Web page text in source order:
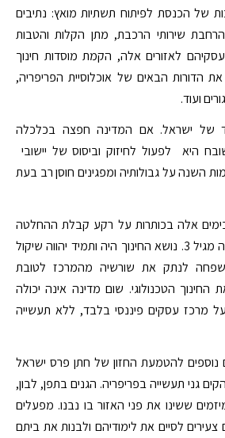
של הכנסת לפיתוח תשתיות מואץ: נתיבים
שירותי הרכבת, מתן הקלות והטבות
לאזורים אלה, הקמת מוסדות חינוך
הדורות הבאים של אוכלוסיית הפריפריה,
ועוד.
של ישראל. אם המדינה חפצה בכלכלה
היא לפעול לחיזוק וביסוס של יישובי
השנה על גבולותיה ומפגינים חוסן רב בעת
אלה בכותרות על רקע קבלת ההחלטה
להחיל את חוק חינוך חובה מגיל 3. נושא החינוך היה ותמיד יהווה שיקול
לנתק את שורשיה מהמרכז לטובת
החינוך הטכנולוגי. שום מדינה אינה יכולה
מרכז עסקים פיננסי בלבד, ללא תעשייה
נוספים להטמעת החזון של חתן פרס ישראל
גני תעשייה בפריפריה. הגנים בתפן, לבון,
ששינו את פני האזור בו נבנו. מפעלים
צעירים לסיים את לימודיהם ולבנות את ביתם